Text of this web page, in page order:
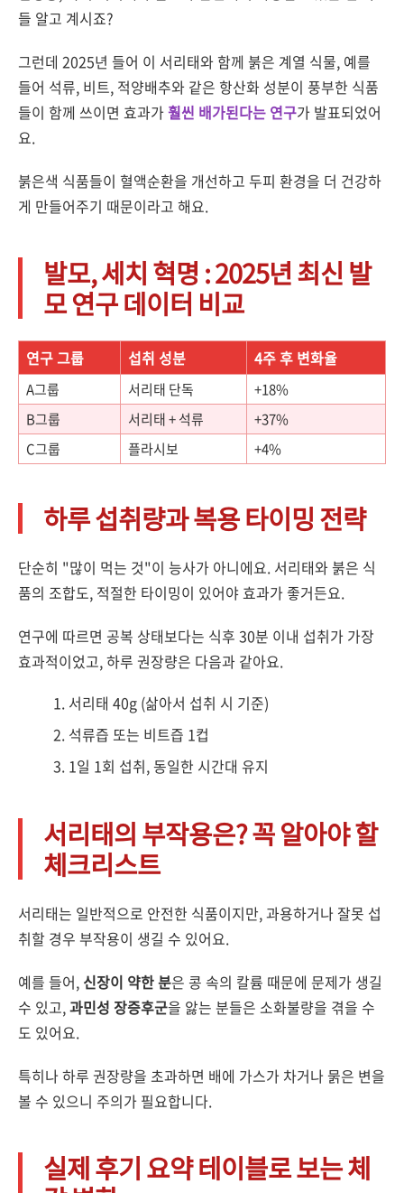
들 알고 계시죠?
그런데 2025년 들어 이 서리태와 함께 붉은 계열 식물, 예를
들어 석류, 비트, 적양배추와 같은 항산화 성분이 풍부한 식품
들이 함께 쓰이면 효과가훨씬 배가된다는 연구가 발표되었어
요.
붉은색 식품들이 혈액순환을 개선하고 두피 환경을 더 건강하
게 만들어주기 때문이라고 해요.
발모, 세치 혁명 : 2025년 최신 발
모 연구 데이터 비교
연구 그룹 섭취 성분 4주 후 변화율
A그룹 서리태 단독
+18%
B그룹
서리태 + 석류
+37%
C그룹
플라시보 +4%
하루 섭취량과 복용 타이밍 전략
단순히 "많이 먹는 것"이 능사가 아니에요. 서리태와 붉은 식
품의 조합도, 적절한 타이밍이 있어야 효과가 좋거든요.
연구에 따르면 공복 상태보다는 식후 30분 이내 섭취가 가장
효과적이었고, 하루 권장량은 다음과 같아요.
서리태 40g (삶아서 섭취 시 기준)
석류즙 또는 비트즙 1컵
1일 1회 섭취, 동일한 시간대 유지
서리태의 부작용은? 꼭 알아야 할
체크리스트
서리태는 일반적으로 안전한 식품이지만, 과용하거나 잘못 섭
취할 경우 부작용이 생길 수 있어요.
예를 들어, 신장이 약한 분은 콩 속의 칼륨 때문에 문제가 생길
수 있고, 과민성 장증후군을 앓는 분들은 소화불량을 겪을 수
도 있어요.
특히나 하루 권장량을 초과하면 배에 가스가 차거나 묽은 변을
볼 수 있으니 주의가 필요합니다.
실제 후기 요약 테이블로 보는 체